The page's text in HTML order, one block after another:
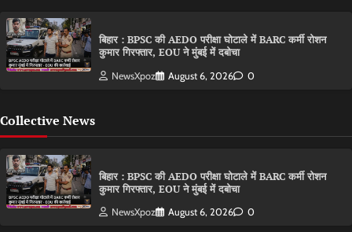
बिहार : BPSC की AEDO परीक्षा घोटाले में BARC कर्मी रोशन
कुमार गिरफ्तार, EOU ने मुंबई में दबोचा
NewsXpoz August 6, 2026 0
Collective News
बिहार : BPSC की AEDO परीक्षा घोटाले में BARC कर्मी रोशन
कुमार गिरफ्तार, EOU ने मुंबई में दबोचा
NewsXpoz August 6, 2026 0